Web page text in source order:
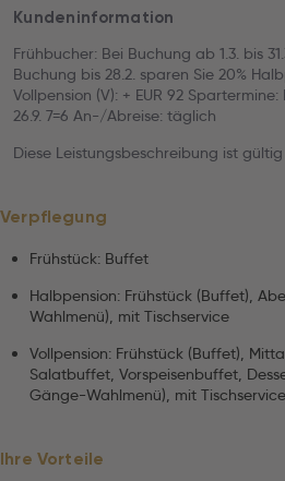
Kundeninformation
Frühbucher: Bei Buchung ab 1.3. bis
Buchung bis 28.2. sparen Sie 20%
Vollpension (V): + EUR 92
26.9. 7=6 An-/Abreise: täglich
Diese Leistungsbeschreibung ist gültig
Verpflegung
Frühstück: Buffet
Halbpension: Frühstück (Buffet),
Wahlmenü), mit Tischservice
Vollpension: Frühstück (Buffet),
Salatbuffet, Vorspeisenbuffet,
Gänge-Wahlmenü), mit Tischservice
Ihre Vorteile